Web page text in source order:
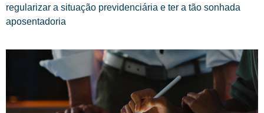
regularizar a situação previdenciária e ter a tão sonhada
aposentadoria